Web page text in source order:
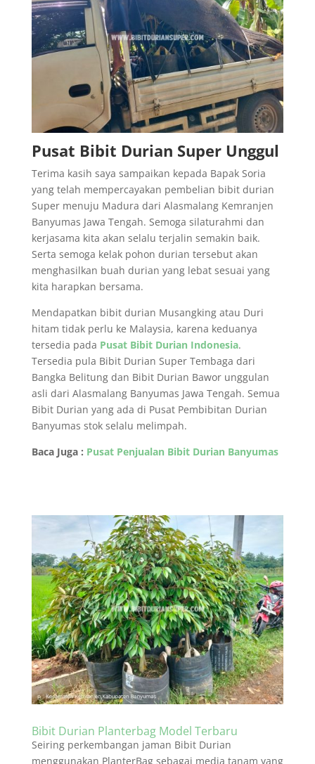
Pusat Bibit Durian Super Unggul
Terima kasih saya sampaikan kepada Bapak Soria
yang telah mempercayakan pembelian bibit durian
Super menuju Madura dari Alasmalang Kemranjen
Banyumas Jawa Tengah. Semoga silaturahmi dan
kerjasama kita akan selalu terjalin semakin baik.
Serta semoga kelak pohon durian tersebut akan
menghasilkan buah durian yang lebat sesuai yang
kita harapkan bersama.
Mendapatkan bibit durian Musangking atau Duri
hitam tidak perlu ke Malaysia, karena keduanya
tersedia pada Pusat Bibit Durian Indonesia.
Tersedia pula Bibit Durian Super Tembaga dari
Bangka Belitung dan Bibit Durian Bawor unggulan
asli dari Alasmalang Banyumas Jawa Tengah. Semua
Bibit Durian yang ada di Pusat Pembibitan Durian
Banyumas stok selalu melimpah.
Baca Juga : Pusat Penjualan Bibit Durian Banyumas
Bibit Durian Planterbag Model Terbaru
Seiring perkembangan jaman Bibit Durian
menggunakan PlanterBag sebagai media tanam yang